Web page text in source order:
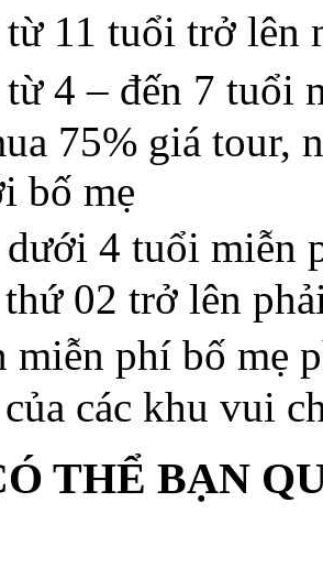
từ 11 tuổi trở lên
4 – đến 7 tuổi
75% giá tour,
bố mẹ
dưới 4 tuổi miễn
02 trở lên
miễn phí bố mẹ
các khu vui
THỂ BẠN